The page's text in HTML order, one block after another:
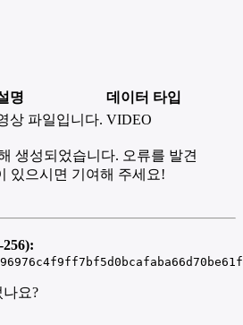
명 데이터 타입
상 파일입니다. VIDEO
생성되었습니다. 오류를 발견
있으시면 기여해 주세요!
요?